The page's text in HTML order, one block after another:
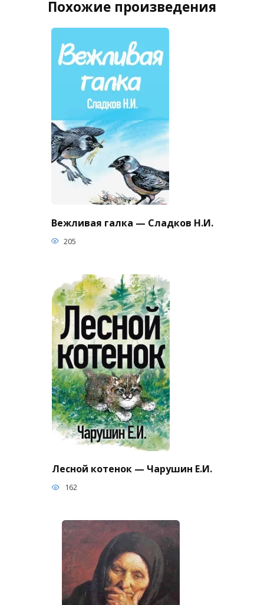
Похожие произведения
Вежливая галка — Сладков Н.И.
205
Лесной котенок — Чарушин Е.И.
162